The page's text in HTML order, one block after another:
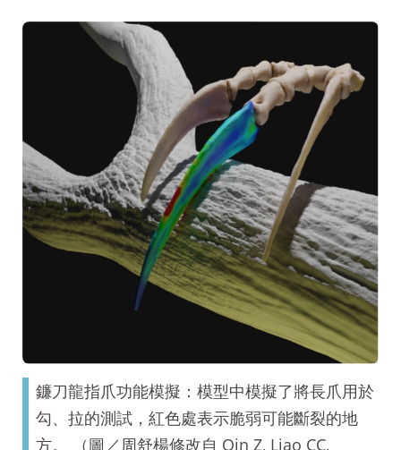
鐮刀龍指爪功能模擬：模型中模擬了將長爪用於
勾、拉的測試，紅色處表示脆弱可能斷裂的地
方。 （圖／周舒楊修改自 Qin Z, Liao CC,